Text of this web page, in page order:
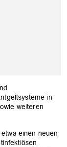
in
weiteren
einen neuen